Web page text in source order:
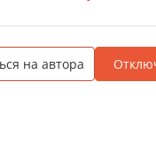
на автора